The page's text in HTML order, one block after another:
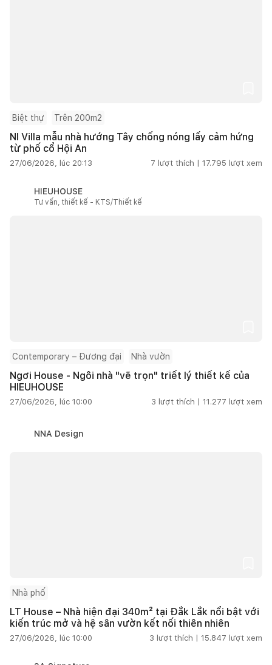
Biệt thự Trên 200m2
NI Villa mẫu nhà hướng Tây chống nóng lấy cảm hứng
từ phố cổ Hội An
27/06/2026, lúc 20:13 7 lượt thích | 17.795 lượt xem
HIEUHOUSE
Tư vấn, thiết kế - KTS/Thiết kế
Contemporary – Đương đại Nhà vườn
Ngơi House - Ngôi nhà "vẽ trọn" triết lý thiết kế của
HIEUHOUSE
27/06/2026, lúc 10:00 3 lượt thích | 11.277 lượt xem
NNA Design
Nhà phố
LT House – Nhà hiện đại 340m² tại Đắk Lắk nổi bật với
kiến trúc mở và hệ sân vườn kết nối thiên nhiên
27/06/2026, lúc 10:00 3 lượt thích | 15.847 lượt xem